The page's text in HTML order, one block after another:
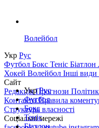
Волейбол
Укр Рус
Футбол Бокс Теніс Біатлон
Хокей Волейбол Інші види
Сайт
РедакціяПрогнози
КонтактиПравила
Структура власності
Соціальні мережі
УкрРус
Футбол
Бокс
Теніс
Біатлон